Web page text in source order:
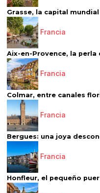
Grasse, la capital
Francia
Aix-en-Provence, la perla
Francia
Colmar, entre canales
Francia
Bergues: una joya
Francia
Honfleur, el pequeño